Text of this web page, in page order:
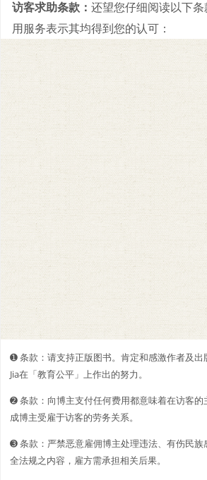
访客求助条款： 还望您仔细阅读以下
用服务表示其均得到您的认可：
➊️ 条款：请支持正版图书。肯定和感激作者及出
Jia在「教育公平」上作出的努力。
➋️️ 条款：向博主支付任何费用都意味着在访客
成博主受雇于访客的劳务关系。
➌ 条款：严禁恶意雇佣博主处理违法、有伤民
全法规之内容，雇方需承担相关后果。